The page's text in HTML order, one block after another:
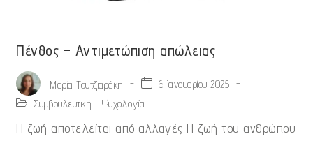
Πένθος – Αντιμετώπιση απώλειας
Μαρία Τουτζιαράκη - 6 Ιανουαρίου 2025 -
Συμβουλευτική - Ψυχολογία
Η ζωή αποτελείται από αλλαγές Η ζωή του ανθρώπου